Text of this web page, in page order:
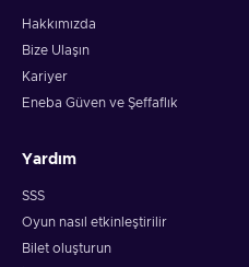
Hakkımızda
Bize Ulaşın
Kariyer
Eneba Güven ve Şeffaflık
Yardım
SSS
Oyun nasıl etkinleştirilir
Bilet oluşturun